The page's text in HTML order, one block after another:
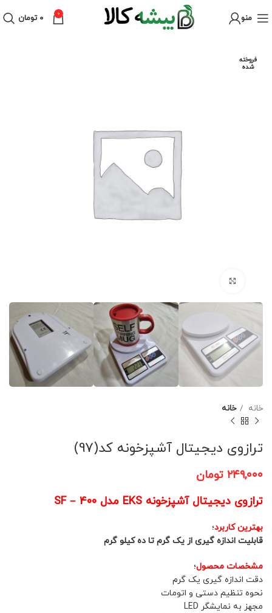
منو 0 ۰ تومان
فروخته
شده
خانه خانه
ترازوی دیجیتال آشپزخونه کد(97)
۲۴۹,۰۰۰ تومان
ترازوی دیجیتال آشپزخونه EKS مدل SF – 400
بهترین کاربرد؛
قابلیت اندازه گیری از یک گرم تا ده کیلو گرم
مشخصات محصول؛
دقت اندازه گیری یک گرم
نحوه تنظیم دستی و اتومات
مجهز به نمایشگر LED